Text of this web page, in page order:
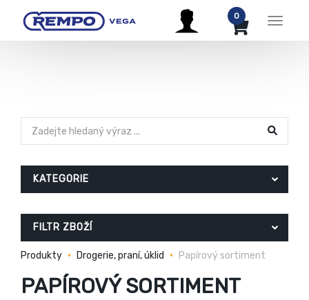
Menu
0
KATEGORIE
FILTR ZBOŽÍ
Produkty Drogerie, praní, úklid Papírový sortiment
PAPÍROVÝ SORTIMENT